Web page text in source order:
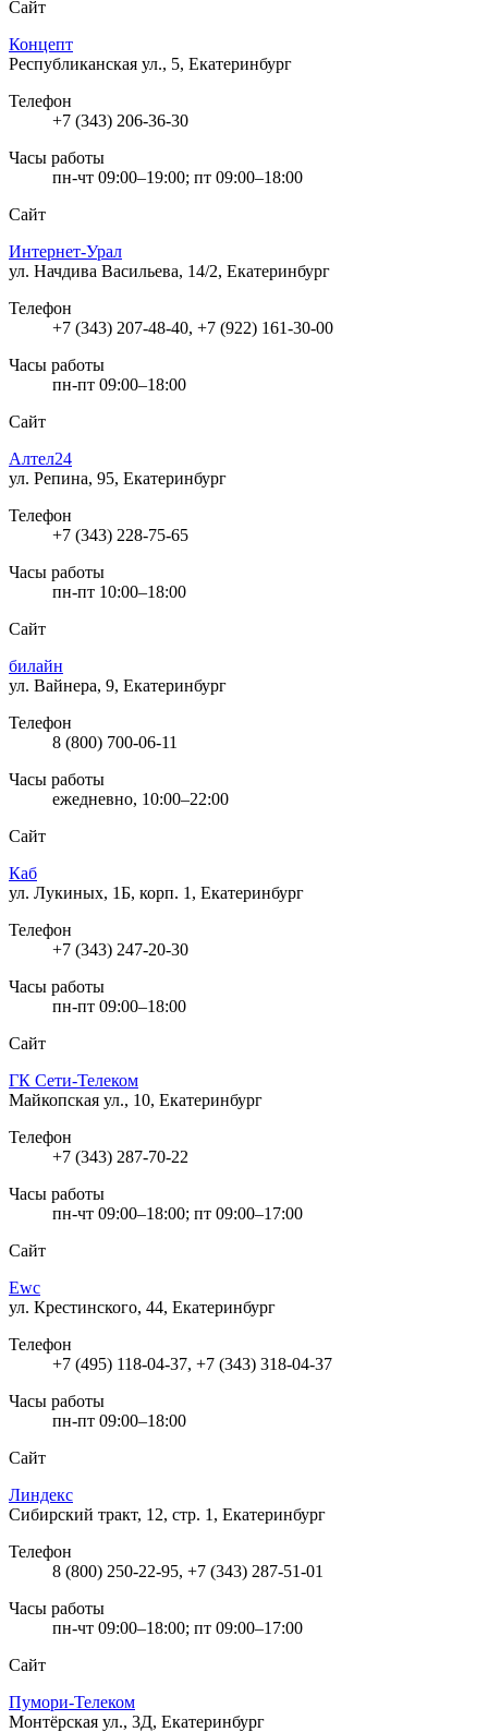
Сайт
Концепт
Республиканская ул., 5, Екатеринбург
Телефон
+7 (343) 206-36-30
Часы работы
пн-чт 09:00–19:00; пт 09:00–18:00
Сайт
Интернет-Урал
ул. Начдива Васильева, 14/2, Екатеринбург
Телефон
+7 (343) 207-48-40, +7 (922) 161-30-00
Часы работы
пн-пт 09:00–18:00
Сайт
Алтел24
ул. Репина, 95, Екатеринбург
Телефон
+7 (343) 228-75-65
Часы работы
пн-пт 10:00–18:00
Сайт
билайн
ул. Вайнера, 9, Екатеринбург
Телефон
8 (800) 700-06-11
Часы работы
ежедневно, 10:00–22:00
Сайт
Каб
ул. Лукиных, 1Б, корп. 1, Екатеринбург
Телефон
+7 (343) 247-20-30
Часы работы
пн-пт 09:00–18:00
Сайт
ГК Сети-Телеком
Майкопская ул., 10, Екатеринбург
Телефон
+7 (343) 287-70-22
Часы работы
пн-чт 09:00–18:00; пт 09:00–17:00
Сайт
Ewc
ул. Крестинского, 44, Екатеринбург
Телефон
+7 (495) 118-04-37, +7 (343) 318-04-37
Часы работы
пн-пт 09:00–18:00
Сайт
Линдекс
Сибирский тракт, 12, стр. 1, Екатеринбург
Телефон
8 (800) 250-22-95, +7 (343) 287-51-01
Часы работы
пн-чт 09:00–18:00; пт 09:00–17:00
Сайт
Пумори-Телеком
Монтёрская ул., 3Д, Екатеринбург